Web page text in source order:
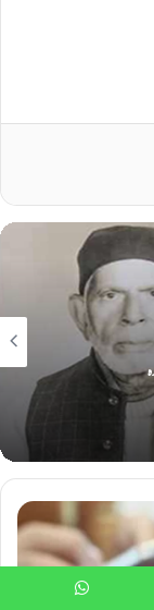
ادب
مالا: فلمی دنیا کی ساحرہ